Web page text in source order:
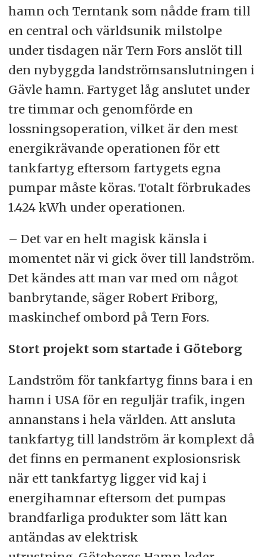
hamn och Terntank som nådde fram till
en central och världsunik milstolpe
under tisdagen när Tern Fors anslöt till
den nybyggda landströmsanslutningen i
Gävle hamn. Fartyget låg anslutet under
tre timmar och genomförde en
lossningsoperation, vilket är den mest
energikrävande operationen för ett
tankfartyg eftersom fartygets egna
pumpar måste köras. Totalt förbrukades
1.424 kWh under operationen.
– Det var en helt magisk känsla i
momentet när vi gick över till landström.
Det kändes att man var med om något
banbrytande, säger Robert Friborg,
maskinchef ombord på Tern Fors.
Stort projekt som startade i Göteborg
Landström för tankfartyg finns bara i en
hamn i USA för en reguljär trafik, ingen
annanstans i hela världen. Att ansluta
tankfartyg till landström är komplext då
det finns en permanent explosionsrisk
när ett tankfartyg ligger vid kaj i
energihamnar eftersom det pumpas
brandfarliga produkter som lätt kan
antändas av elektrisk